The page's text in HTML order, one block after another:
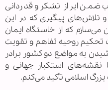
ضمن ابراز تشکر و قدردانی
پیگیری که در این
می‌سازم که از خاستگاه ایمان
تحکیم روحیه تفاهم و تقویت
به مواضع دو کشور برادر
نقشه‌های استکبار جهانی و
اسلامی تأکید می‌کنم.